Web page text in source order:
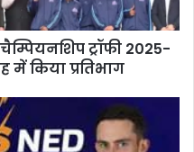
ट्रॉफी 2025-
किया प्रतिभाग